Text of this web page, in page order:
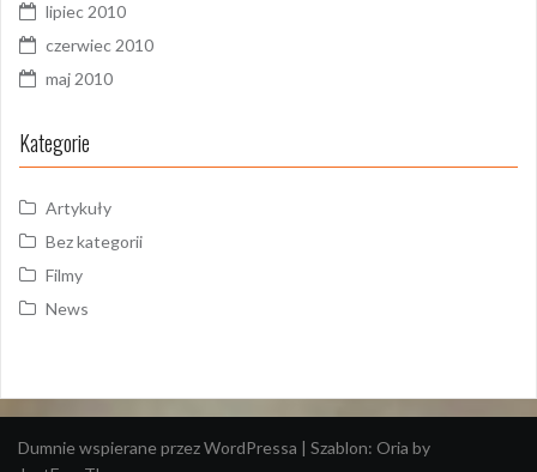
lipiec 2010
czerwiec 2010
maj 2010
Kategorie
Artykuły
Bez kategorii
Filmy
News
Dumnie wspierane przez WordPressa | Szablon: Oria by